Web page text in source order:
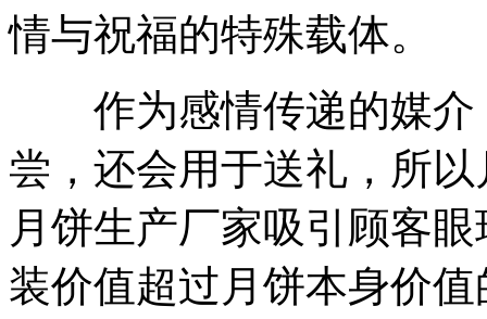
情与祝福的特殊载体。
作为感情传递的媒介
尝，还会用于送礼，所
月饼生产厂家吸引顾客
装价值超过月饼本身价